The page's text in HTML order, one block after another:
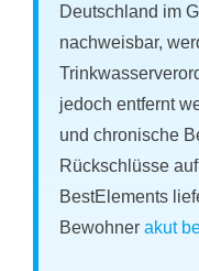
Deutschland im
nachweisbar,
jedoch entfernt
und chronische
Rückschlüsse
BestElements
Bewohnerakut